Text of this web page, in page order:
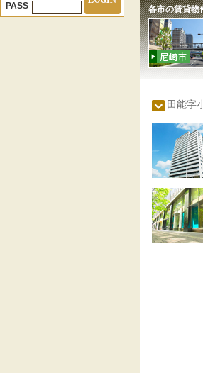
各市の賃貸物
田能字
PASS